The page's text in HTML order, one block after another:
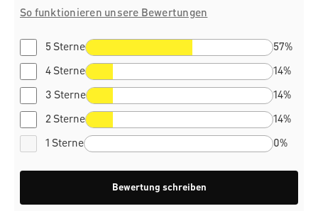
So funktionieren unsere Bewertungen
5 Sterne 57%
4 Sterne 14%
3 Sterne 14%
2 Sterne 14%
1 Sterne 0%
Bewertung schreiben